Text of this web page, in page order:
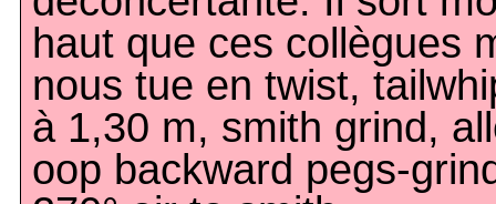
haut que ces collègues
nous tue en twist,
à 1,30 m, smith grind,
oop backward pegs-